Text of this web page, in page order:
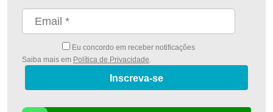
Eu concordo em receber notificações
Saiba mais em Política de Privacidade.
Inscreva-se